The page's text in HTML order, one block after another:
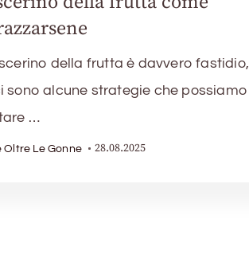
della frutta è davvero fastidio,
sono alcune strategie che possiamo
…
Oltre Le Gonne 28.08.2025